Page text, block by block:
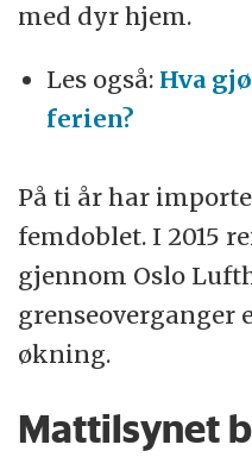
med dyr hjem.
Les også: Hva
ferien?
På ti år har
femdoblet. I 2015
gjennom Oslo
grenseoverganger
økning.
Mattilsynet